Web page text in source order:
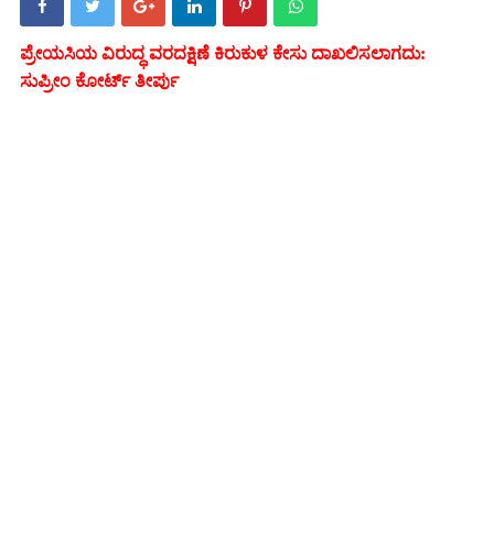
ಪ್ರೇಯಸಿಯ ವಿರುದ್ಧ ವರದಕ್ಷಿಣೆ ಕಿರುಕುಳ ಕೇಸು ದಾಖಲಿಸಲಾಗದು:
ಸುಪ್ರೀಂ ಕೋರ್ಟ್ ತೀರ್ಪು